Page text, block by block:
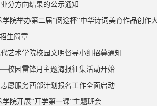
分方向结果的公示通知
院举办第二届“阅途杯”中华诗词美育作品创作
生简章
艺术学院校园文明督导小组招募通知
校园雷锋月主题海报征集活动开始
愿服务西部计划报名工作全面启动
院开展“开学第一课”主题班会